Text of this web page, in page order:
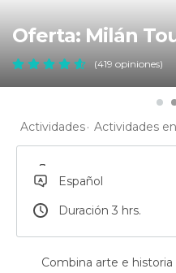
Oferta: Milán
(419 opiniones)
Actividades Actividades
Español
Duración 3 hrs.
Combina arte e